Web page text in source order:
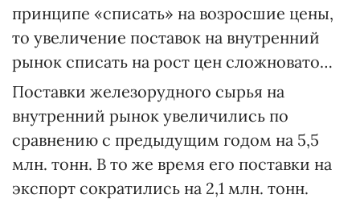
принципе «списать» на возросшие цены,
то увеличение поставок на внутренний
рынок списать на рост цен сложновато…
Поставки железорудного сырья на
внутренний рынок увеличились по
сравнению с предыдущим годом на 5,5
млн. тонн. В то же время его поставки на
экспорт сократились на 2,1 млн. тонн.